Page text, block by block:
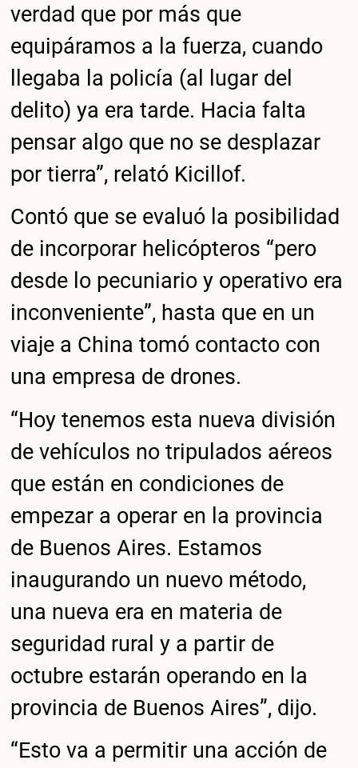
verdad que por más que
equipáramos a la fuerza, cuando
llegaba la policía (al lugar del
delito) ya era tarde. Hacia falta
pensar algo que no se desplazar
por tierra”, relató Kicillof.
Contó que se evaluó la posibilidad
de incorporar helicópteros “pero
desde lo pecuniario y operativo era
inconveniente”, hasta que en un
viaje a China tomó contacto con
una empresa de drones.
“Hoy tenemos esta nueva división
de vehículos no tripulados aéreos
que están en condiciones de
empezar a operar en la provincia
de Buenos Aires. Estamos
inaugurando un nuevo método,
una nueva era en materia de
seguridad rural y a partir de
octubre estarán operando en la
provincia de Buenos Aires”, dijo.
“Esto va a permitir una acción de